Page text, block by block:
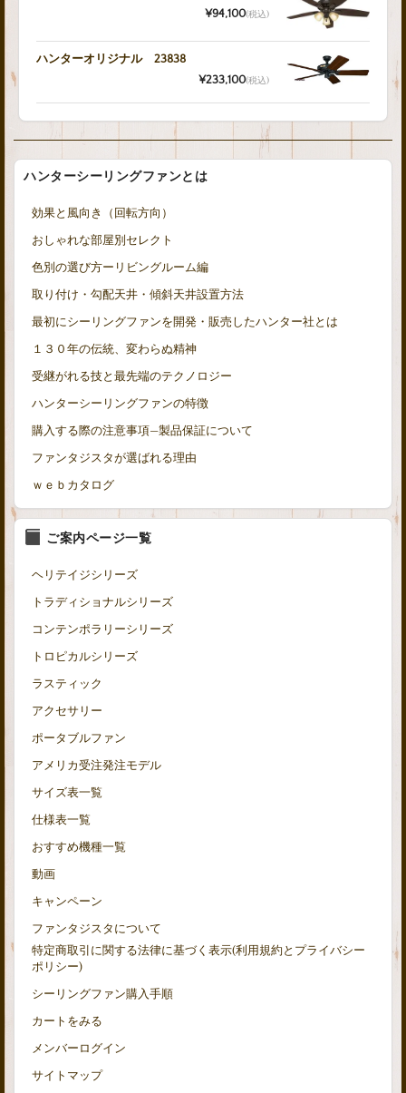
¥94,100(税込)
ハンターオリジナル 23838
¥233,100(税込)
ハンターシーリングファンとは
効果と風向き（回転方向）
おしゃれな部屋別セレクト
色別の選び方ーリビングルーム編
取り付け・勾配天井・傾斜天井設置方法
最初にシーリングファンを開発・販売したハンター社とは
１３０年の伝統、変わらぬ精神
受継がれる技と最先端のテクノロジー
ハンターシーリングファンの特徴
購入する際の注意事項—製品保証について
ファンタジスタが選ばれる理由
ｗｅｂカタログ
ご案内ページ一覧
ヘリテイジシリーズ
トラディショナルシリーズ
コンテンポラリーシリーズ
トロピカルシリーズ
ラスティック
アクセサリー
ポータブルファン
アメリカ受注発注モデル
サイズ表一覧
仕様表一覧
おすすめ機種一覧
動画
キャンペーン
ファンタジスタについて
特定商取引に関する法律に基づく表示(利用規約とプライバシー
ポリシー)
シーリングファン購入手順
カートをみる
メンバーログイン
サイトマップ